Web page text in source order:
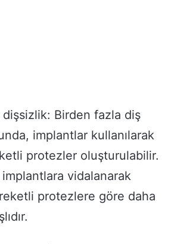
dişsizlik: Birden fazla diş
implantlar kullanılarak
protezler oluşturulabilir.
vidalanarak
protezlere göre daha